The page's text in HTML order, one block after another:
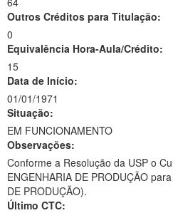
Outros Créditos para Titulação:
0
Equivalência Hora-Aula/Crédito:
15
Data de Início:
01/01/1971
Situação:
EM FUNCIONAMENTO
Observações:
Conforme a Resolução da USP o
ENGENHARIA DE PRODUÇÃO
DE PRODUÇÃO).
Último CTC: